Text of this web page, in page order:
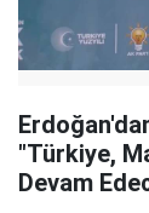
"Türkiye,
Devam